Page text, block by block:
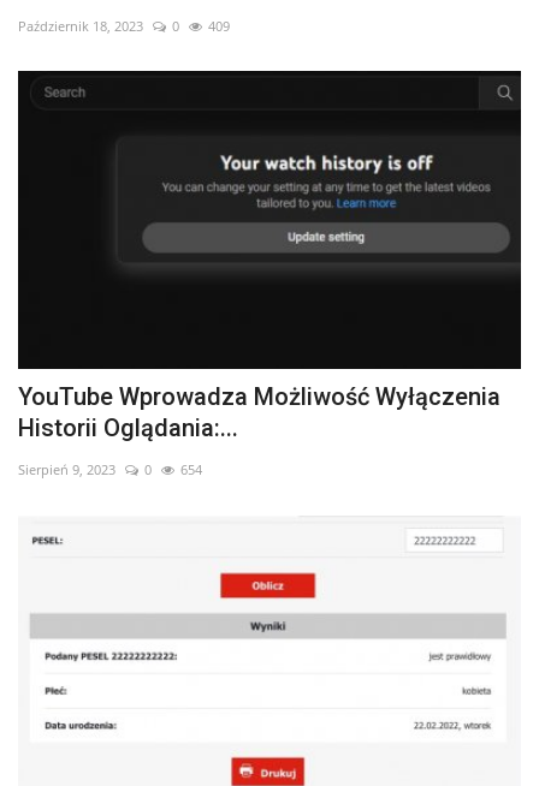
Październik 18, 2023 0 409
YouTube Wprowadza Możliwość Wyłączenia
Historii Oglądania:...
Sierpień 9, 2023 0 654